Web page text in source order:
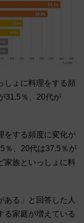
しょに料理をする頻
31.5％、20代が
をする頻度に変化が
％、20代は37.5％が
家族といっしょに料
ある」と回答した人
る家庭が増えている